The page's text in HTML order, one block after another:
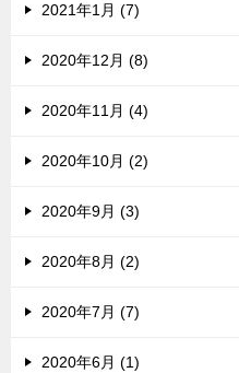
2021年1月 (7)
2020年12月 (8)
2020年11月 (4)
2020年10月 (2)
2020年9月 (3)
2020年8月 (2)
2020年7月 (7)
2020年6月 (1)